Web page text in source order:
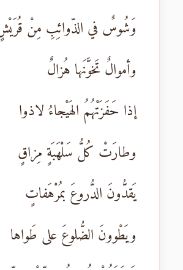
وَشُوسٌ في الذّوائِبِ مِنْ
وأموالٌ تَخوَّنَها هُزالٌ
إذا حَفَزَتْهُمُ الهَيْجاءُ لاذوا
وطارَتْ كُلُّ سَلْهَبَةٍ مِزاقٍ
يَقدُّونَ الدُّروعَ بمُرْهَفاتٍ
ويَطْوونَ الضُّلوعَ على طَواها